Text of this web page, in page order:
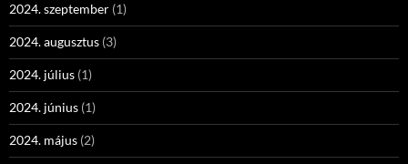
2024. szeptember (1)
2024. augusztus (3)
2024. július (1)
2024. június (1)
2024. május (2)